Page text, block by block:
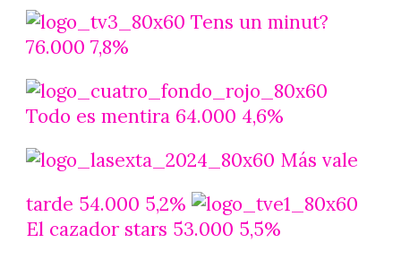
Tens un minut?
76.000 7,8%
Todo es mentira 64.000 4,6%
Más vale
tarde 54.000 5,2%
El cazador stars 53.000 5,5%